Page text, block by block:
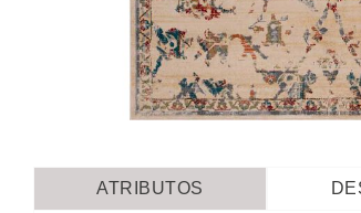
ATRIBUTOS